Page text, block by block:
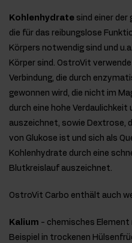
Kohlenhydrate sind einer
die für das reibungslose
Körpers notwendig sind und
Körper sind. OstroVit
Verbindung, die durch
gewonnen wird, die nicht im
durch eine hohe Verdaulichkeit
auszeichnet, sowie Dextrose,
von Glukose ist und sich als
Kohlenhydrate durch eine
Blutkreislauf auszeichnet.
OstroVit Carbo enthält auch
Kalium - chemisches Element
Beispiel in trockenen